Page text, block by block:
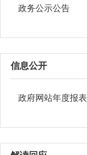
政务公示公告
信息公开
政府网站年度报表